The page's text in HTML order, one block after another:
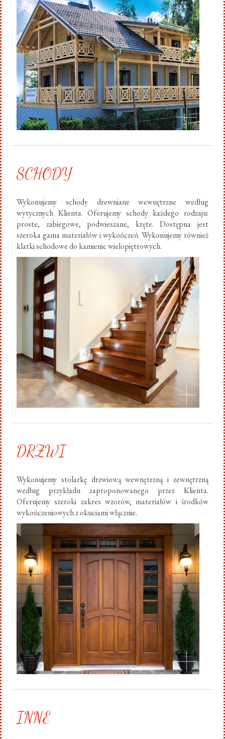
SCHODY
Wykonujemy schody drewniane wewnętrzne według
wytycznych Klienta. Oferujemy schody każdego rodzaju:
proste, zabiegowe, podwieszane, kręte. Dostępna jest
szeroka gama materiałów i wykończeń. Wykonujemy również
klatki schodowe do kamienic wielopiętrowych.
DRZWI
Wykonujemy stolarkę drzwiową wewnętrzną i zewnętrzną
według przykładu zaproponowanego przez Klienta.
Oferujemy szeroki zakres wzorów, materiałów i środków
wykończeniowych z okuciami włącznie.
INNE
.